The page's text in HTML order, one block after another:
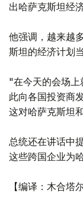
出哈萨克斯坦经
他强调，越来越
斯坦的经济计划当
"在今天的会场上
此向各国投资商
这对哈萨克斯坦
总统还在讲话中
这些跨国企业为
【编译：木合塔